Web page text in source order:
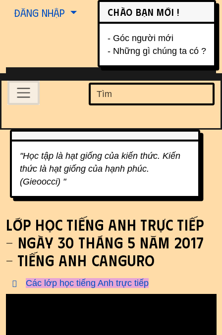
Site identity, navigation, etc.
Đăng nhập Chào bạn mới !
- Góc người mới
- Những gì chúng ta có ?
Navigation and related
Related content
"Học tập là hạt giống của kiến thức. Kiến
thức là hạt giống của hạnh phúc.
(Gieoocci) "
Lớp học tiếng Anh trực tiếp
- ngày 30 tháng 5 năm 2017
- tiếng Anh Canguro
Các lớp học tiếng Anh trực tiếp